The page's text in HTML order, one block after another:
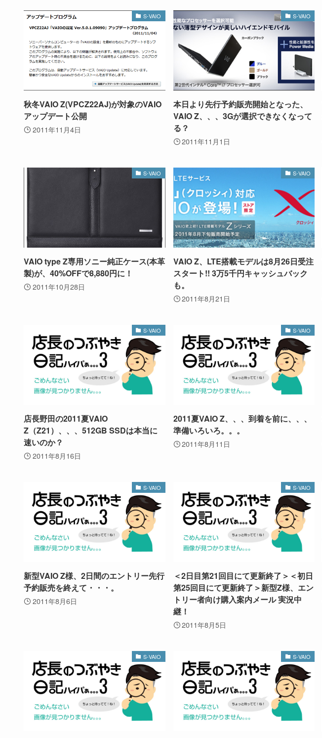
S-VAIO
秋冬VAIO Z(VPCZ22AJ)が対象のVAIO
アップデート公開
2011年11月4日
S-VAIO
本日より先行予約販売開始となった、
VAIO Z、、、3Gが選択できなくなって
る？
2011年11月1日
S-VAIO
VAIO type Z専用ソニー純正ケース(本革
製)が、40%OFFで8,880円に！
2011年10月28日
S-VAIO
VAIO Z、LTE搭載モデルは8月26日受注
スタート!! 3万5千円キャッシュバック
も。
2011年8月21日
S-VAIO
店長野田の2011夏VAIO
Z（Z21）、、、512GB SSDは本当に
速いのか？
2011年8月16日
S-VAIO
2011夏VAIO Z、、、到着を前に、、、
準備いろいろ。。。
2011年8月11日
S-VAIO
新型VAIO Z様、2日間のエントリー先行
予約販売を終えて・・・。
2011年8月6日
S-VAIO
＜2日目第21回目にて更新終了＞＜初日
第25回目にて更新終了＞新型Z様、エン
トリー者向け購入案内メール 実況中
継！
2011年8月5日
S-VAIO S-VAIO